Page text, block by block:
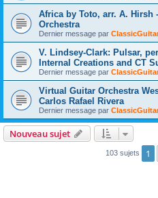
Africa by Toto, arr. A. Hirsh
Orchestra
Dernier message par
V. Lindsey-Clark: Pulsar,
Internal Creations and CT
Dernier message par
Virtual Guitar Orchestra
Carlos Rafael Rivera
Dernier message par
Nouveau sujet
103 sujets 1